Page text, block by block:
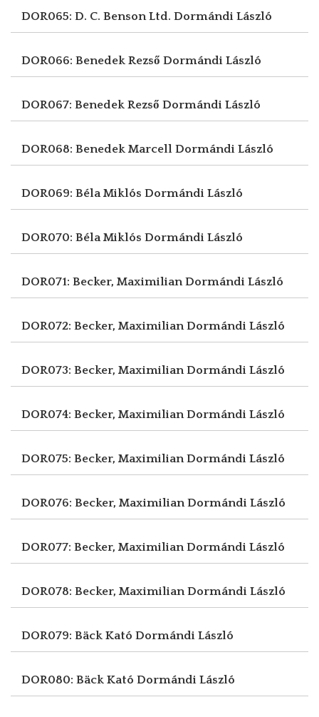
DOR065: D. C. Benson Ltd. Dormándi László
DOR066: Benedek Rezső Dormándi László
DOR067: Benedek Rezső Dormándi László
DOR068: Benedek Marcell Dormándi László
DOR069: Béla Miklós Dormándi László
DOR070: Béla Miklós Dormándi László
DOR071: Becker, MaximilianDormándi László
DOR072: Becker, MaximilianDormándi László
DOR073: Becker, MaximilianDormándi László
DOR074: Becker, MaximilianDormándi László
DOR075: Becker, MaximilianDormándi László
DOR076: Becker, MaximilianDormándi László
DOR077: Becker, MaximilianDormándi László
DOR078: Becker, MaximilianDormándi László
DOR079: Bäck Kató Dormándi László
DOR080: Bäck Kató Dormándi László